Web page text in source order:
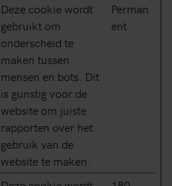
Deze cookie wordt
gebruikt om
onderscheid te
maken tussen
mensen en bots. Dit
is gunstig voor de
website om juiste
rapporten over het
gebruik van de
website te maken.
Perman
ent